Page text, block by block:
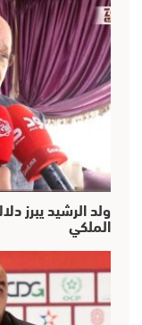
ولد الرشيد يبرز
الملكي